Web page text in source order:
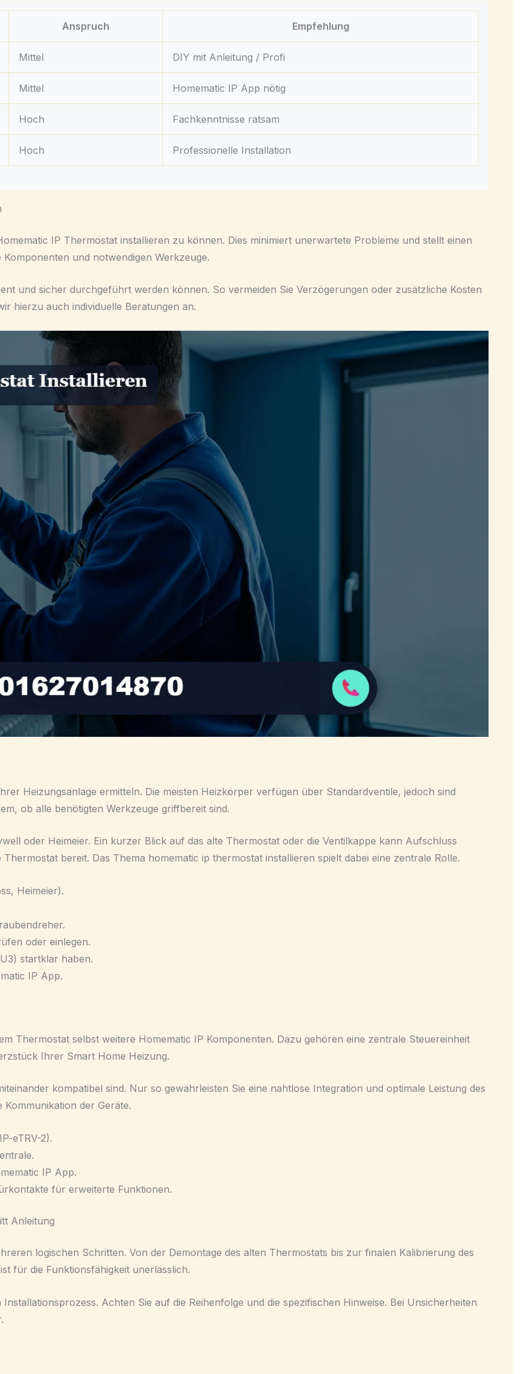
Anspruch Empfehlung
Mittel DIY mit Anleitung / Profi
Mittel Homematic IP App nötig
Hoch Fachkenntnisse ratsam
Hoch Professionelle Installation
IP Thermostat installieren zu können. Dies minimiert unerwartete Probleme und stellt einen
und notwendigen Werkzeuge.
und sicher durchgeführt werden können. So vermeiden Sie Verzögerungen oder zusätzliche Kosten
hierzu auch individuelle Beratungen an.
Heizungsanlage ermitteln. Die meisten Heizkörper verfügen über Standardventile, jedoch sind
ob alle benötigten Werkzeuge griffbereit sind.
oder Heimeier. Ein kurzer Blick auf das alte Thermostat oder die Ventilkappe kann Aufschluss
bereit. Das Thema homematic ip thermostat installieren spielt dabei eine zentrale Rolle.
Heimeier).
oder einlegen.
startklar haben.
IP App.
Thermostat selbst weitere Homematic IP Komponenten. Dazu gehören eine zentrale Steuereinheit
Ihrer Smart Home Heizung.
kompatibel sind. Nur so gewährleisten Sie eine nahtlose Integration und optimale Leistung des
der Geräte.
eTRV-2).
IP App.
für erweiterte Funktionen.
Anleitung
logischen Schritten. Von der Demontage des alten Thermostats bis zur finalen Kalibrierung des
für die Funktionsfähigkeit unerlässlich.
Achten Sie auf die Reihenfolge und die spezifischen Hinweise. Bei Unsicherheiten